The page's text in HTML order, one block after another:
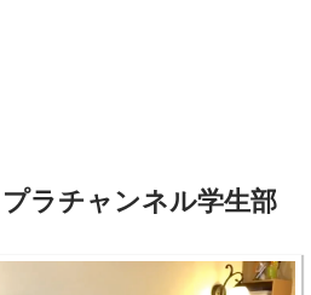
ラチャンネル学生部